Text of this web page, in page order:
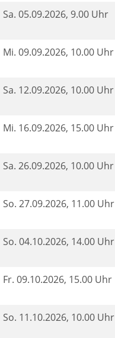
Sa. 05.09.2026, 9.00 Uhr
Mi. 09.09.2026, 10.00 Uhr
Sa. 12.09.2026, 10.00 Uhr
Mi. 16.09.2026, 15.00 Uhr
Sa. 26.09.2026, 10.00 Uhr
So. 27.09.2026, 11.00 Uhr
So. 04.10.2026, 14.00 Uhr
Fr. 09.10.2026, 15.00 Uhr
So. 11.10.2026, 10.00 Uhr